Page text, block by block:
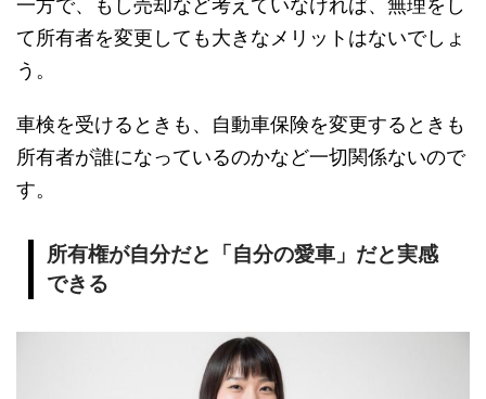
一方で、もし売却など考えていなければ、無理をし
て所有者を変更しても大きなメリットはないでしょ
う。
車検を受けるときも、自動車保険を変更するときも
所有者が誰になっているのかなど一切関係ないので
す。
所有権が自分だと「自分の愛車」だと実感
できる